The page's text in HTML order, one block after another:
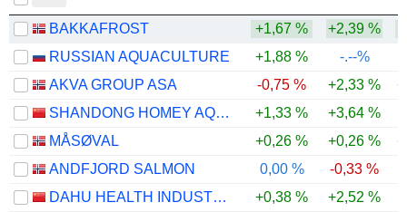
BAKKAFROST +1,67 % +2,39 %
RUSSIAN AQUACULTURE
+1,88 %
-.--%
AKVA GROUP ASA
-0,75 % +2,33 %
SHANDONG HOMEY AQUATIC DEVELOPMENT CO.,LTD.
+1,33 % +3,64 %
MÅSØVAL
+0,26 % +0,26 %
ANDFJORD SALMON
0,00 % -0,33 %
DAHU HEALTH INDUSTRY CO., LTD.
+0,38 % +2,52 %